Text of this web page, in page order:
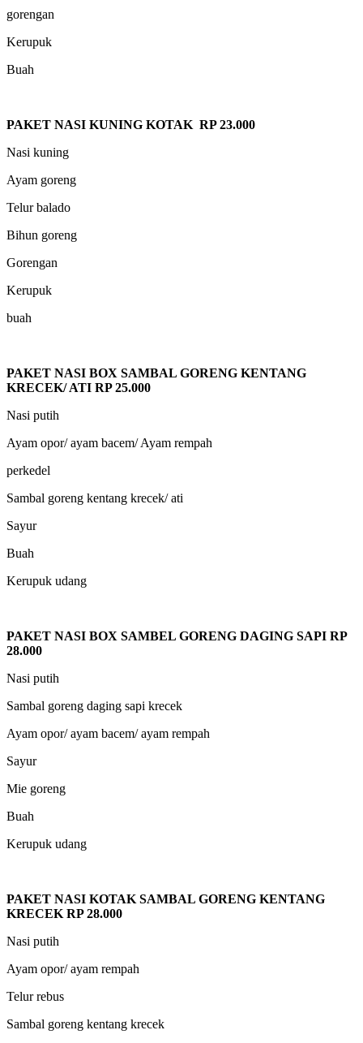
gorengan
Kerupuk
Buah
PAKET NASI KUNING KOTAK RP 23.000
Nasi kuning
Ayam goreng
Telur balado
Bihun goreng
Gorengan
Kerupuk
buah
PAKET NASI BOX SAMBAL GORENG KENTANG
KRECEK/ ATI RP 25.000
Nasi putih
Ayam opor/ ayam bacem/ Ayam rempah
perkedel
Sambal goreng kentang krecek/ ati
Sayur
Buah
Kerupuk udang
PAKET NASI BOX SAMBEL GORENG DAGING SAPI RP
28.000
Nasi putih
Sambal goreng daging sapi krecek
Ayam opor/ ayam bacem/ ayam rempah
Sayur
Mie goreng
Buah
Kerupuk udang
PAKET NASI KOTAK SAMBAL GORENG KENTANG
KRECEK RP 28.000
Nasi putih
Ayam opor/ ayam rempah
Telur rebus
Sambal goreng kentang krecek